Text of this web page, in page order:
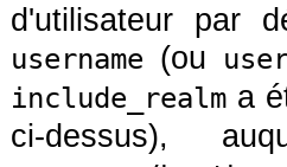
d'utilisateur par
username (ou
include_realm a
ci-dessus),